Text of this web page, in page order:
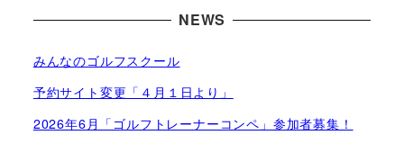
NEWS
みんなのゴルフスクール
予約サイト変更「４月１日より」
2026年6月「ゴルフトレーナーコンペ」参加者募集！